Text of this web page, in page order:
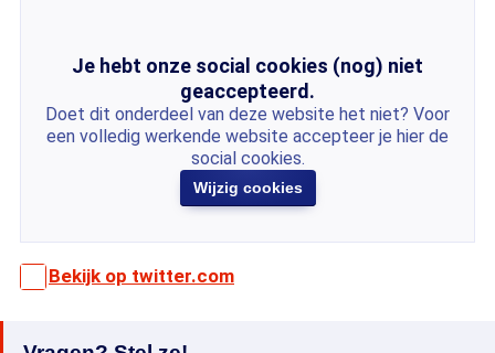
Je hebt onze social cookies (nog) niet
geaccepteerd.
Doet dit onderdeel van deze website het niet? Voor
een volledig werkende website accepteer je hier de
social cookies.
Wijzig cookies
Bekijk op twitter.com